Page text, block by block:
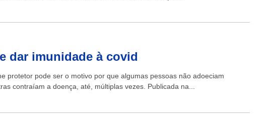
dar imunidade à covid
protetor pode ser o motivo por que algumas pessoas não adoeciam
contraíam a doença, até, múltiplas vezes. Publicada na...